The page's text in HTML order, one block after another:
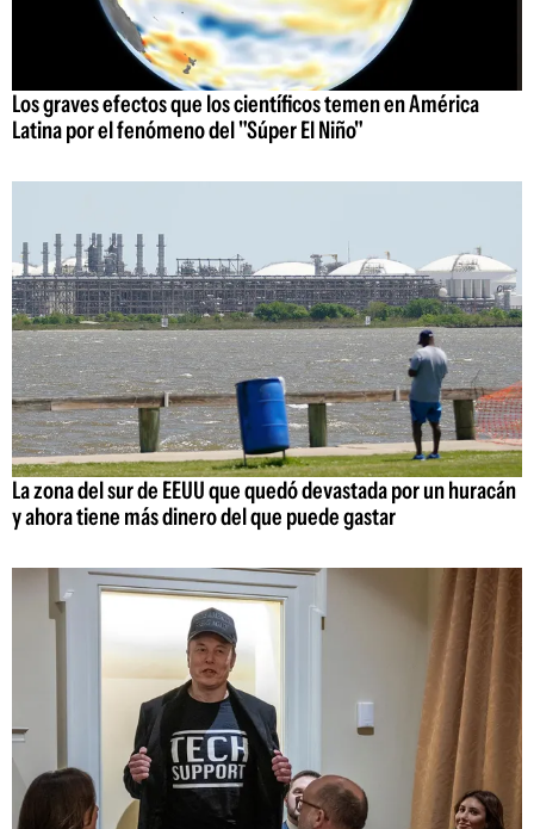
Los graves efectos que los científicos temen en América
Latina por el fenómeno del "Súper El Niño"
La zona del sur de EEUU que quedó devastada por un huracán
y ahora tiene más dinero del que puede gastar